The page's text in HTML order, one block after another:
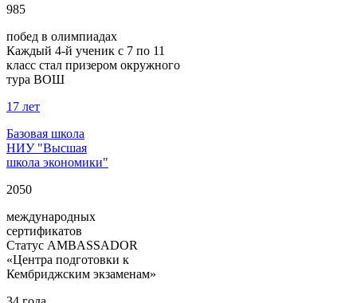
985
побед в олимпиадах
Каждый 4-й ученик с 7 по 11
класс стал призером окружного
тура ВОШ
17 лет
Базовая школа
НИУ "Высшая
школа экономики"
2050
международных
сертификатов
Статус AMBASSADOR
«Центра подготовки к
Кембриджским экзаменам»